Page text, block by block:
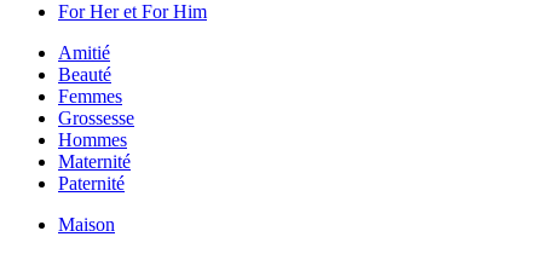
For Her et For Him
Amitié
Beauté
Femmes
Grossesse
Hommes
Maternité
Paternité
Maison